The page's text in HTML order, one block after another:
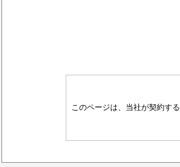
このページは、当社が契約する